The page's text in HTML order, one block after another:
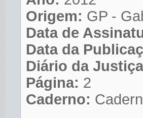
Origem: GP -
Data de
Data da
Diário da
Página: 2
Caderno: